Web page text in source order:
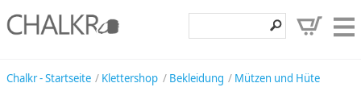
Klettershop
Chalkr - Startseite Klettershop Bekleidung Mützen und Hüte